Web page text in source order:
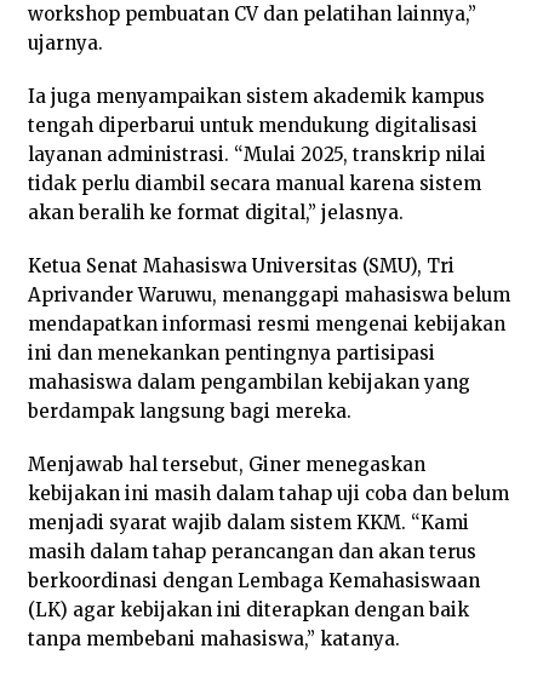
workshop pembuatan CV dan pelatihan lainnya,”
ujarnya.
Ia juga menyampaikan sistem akademik kampus
tengah diperbarui untuk mendukung digitalisasi
layanan administrasi. “Mulai 2025, transkrip nilai
tidak perlu diambil secara manual karena sistem
akan beralih ke format digital,” jelasnya.
Ketua Senat Mahasiswa Universitas (SMU), Tri
Aprivander Waruwu, menanggapi mahasiswa belum
mendapatkan informasi resmi mengenai kebijakan
ini dan menekankan pentingnya partisipasi
mahasiswa dalam pengambilan kebijakan yang
berdampak langsung bagi mereka.
Menjawab hal tersebut, Giner menegaskan
kebijakan ini masih dalam tahap uji coba dan belum
menjadi syarat wajib dalam sistem KKM. “Kami
masih dalam tahap perancangan dan akan terus
berkoordinasi dengan Lembaga Kemahasiswaan
(LK) agar kebijakan ini diterapkan dengan baik
tanpa membebani mahasiswa,” katanya.